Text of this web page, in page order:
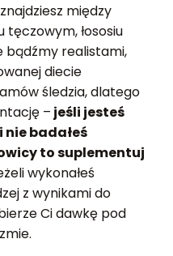
między
łososiu
bądźmy realistami,
diecie
śledzia, dlatego
– jeśli jesteś
nie badałeś
to suplementuj
wykonałeś
z wynikami do
Ci dawkę pod